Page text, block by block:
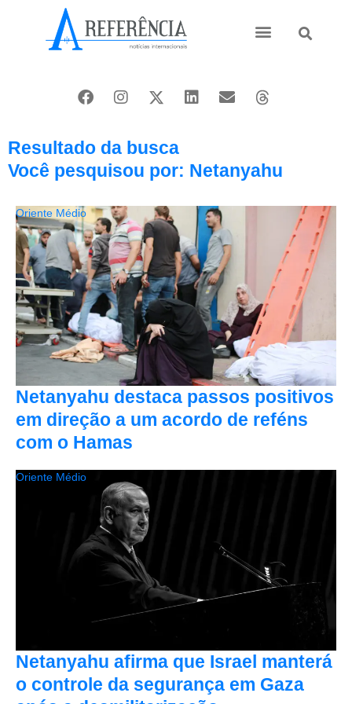
Resultado da busca
Você pesquisou por: Netanyahu
Netanyahu destaca passos positivos
em direção a um acordo de reféns
com o Hamas
Oriente Médio
Netanyahu afirma que Israel manterá
o controle da segurança em Gaza
Oriente Médio